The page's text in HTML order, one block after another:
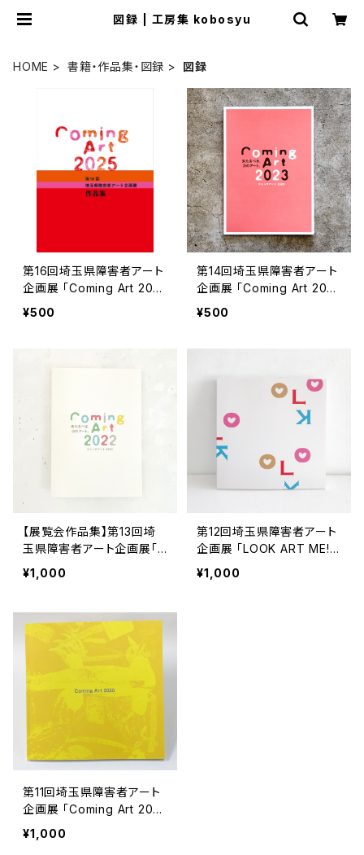
図録 | 工房集 kobosyu
HOME 書籍・作品集・図録 図録
第16回埼玉県障害者アート
企画展 「Coming Art 202
5」作品集
¥500
第14回埼玉県障害者アート
企画展 「Coming Art 202
3」作品集
¥500
【展覧会作品集】第13回埼
玉県障害者アート企画展「C
oming Art 2022」
¥1,000
第12回埼玉県障害者アート
企画展 「LOOK ART ME!!」
作品集
¥1,000
第11回埼玉県障害者アート
企画展 「Coming Art 202
0」作品集
¥1,000